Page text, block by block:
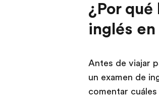
¿Por
inglés
Antes de viajar
un examen de
comentar